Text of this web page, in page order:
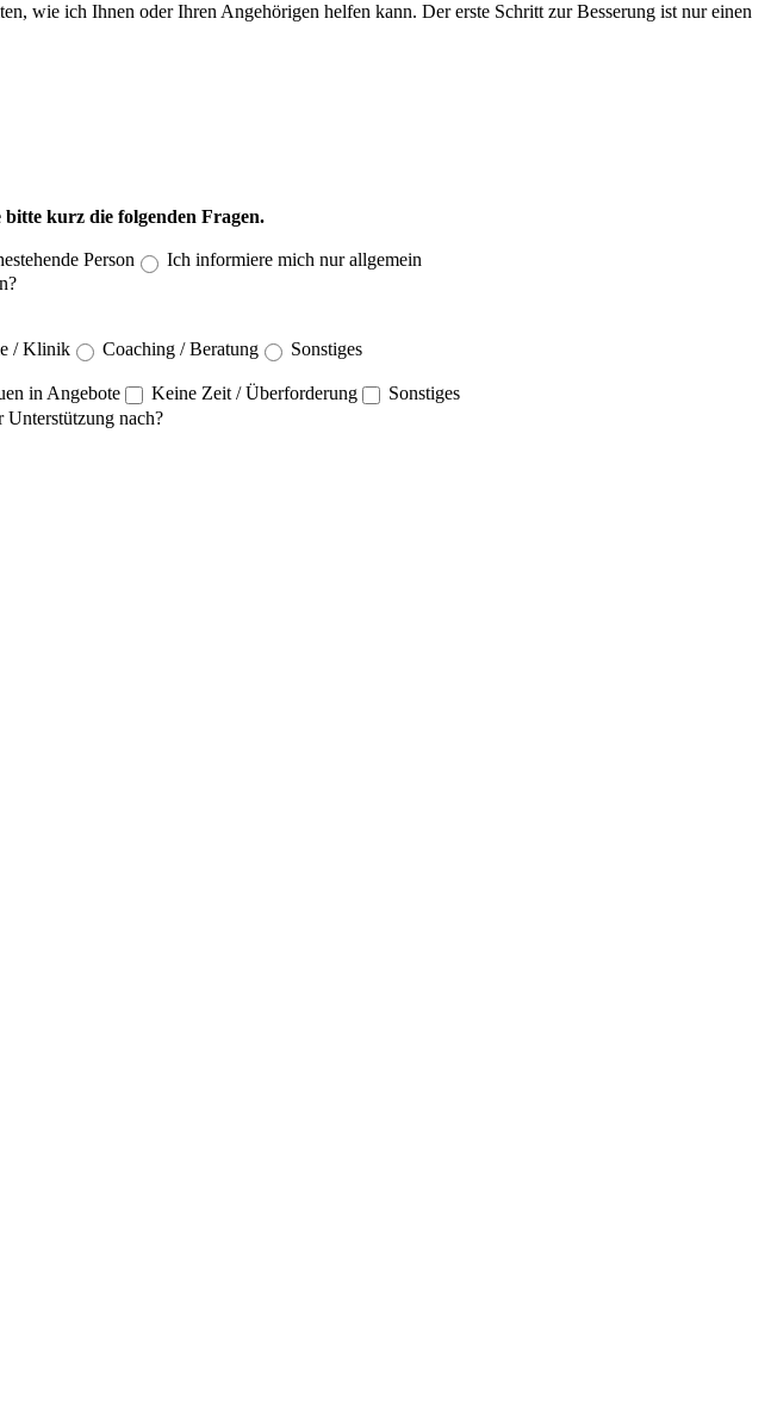
wie ich Ihnen oder Ihren Angehörigen helfen kann. Der erste Schritt zur Besserung ist nur einen
kurz die folgenden Fragen.
Person
Ich informiere mich nur allgemein
/ Klinik Coaching / Beratung
Sonstiges
in Angebote Keine Zeit / Überforderung
Sonstiges
nach?